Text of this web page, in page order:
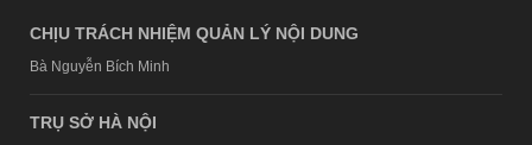
CHỊU TRÁCH NHIỆM QUẢN LÝ NỘI DUNG
Bà Nguyễn Bích Minh
TRỤ SỞ HÀ NỘI